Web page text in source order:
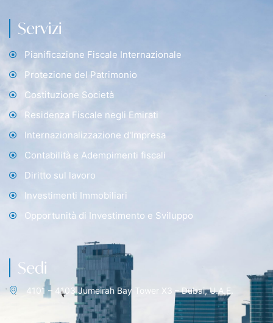
Servizi
Pianificazione Fiscale Internazionale
Protezione del Patrimonio
Costituzione Società
Residenza Fiscale negli Emirati
Internazionalizzazione d'Impresa
Contabilità e Adempimenti fiscali
Diritto sul lavoro
Investimenti Immobiliari
Opportunità di Investimento e Sviluppo
Sedi
4101 – 4103 Jumeirah Bay Tower X3 – Dubai, U.A.E.